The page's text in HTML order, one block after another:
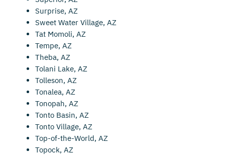
Surprise, AZ
Sweet Water Village, AZ
Tat Momoli, AZ
Tempe, AZ
Theba, AZ
Tolani Lake, AZ
Tolleson, AZ
Tonalea, AZ
Tonopah, AZ
Tonto Basin, AZ
Tonto Village, AZ
Top-of-the-World, AZ
Topock, AZ